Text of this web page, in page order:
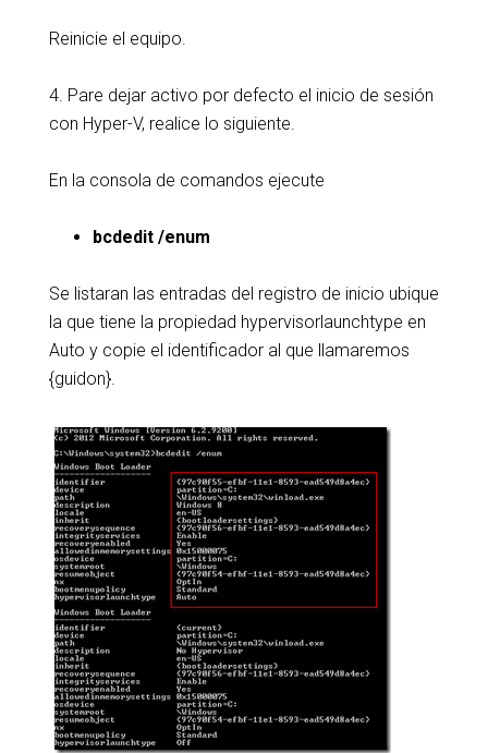
Reinicie el equipo.
4. Pare dejar activo por defecto el inicio de sesión
con Hyper-V, realice lo siguiente.
En la consola de comandos ejecute
bcdedit /enum
Se listaran las entradas del registro de inicio ubique
la que tiene la propiedad hypervisorlaunchtype en
Auto y copie el identificador al que llamaremos
{guidon}.